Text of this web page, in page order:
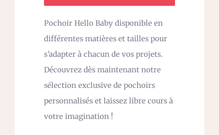
Pochoir Hello Baby disponible en
différentes matières et tailles pour
s’adapter à chacun de vos projets.
Découvrez dès maintenant notre
sélection exclusive de pochoirs
personnalisés et laissez libre cours à
votre imagination !